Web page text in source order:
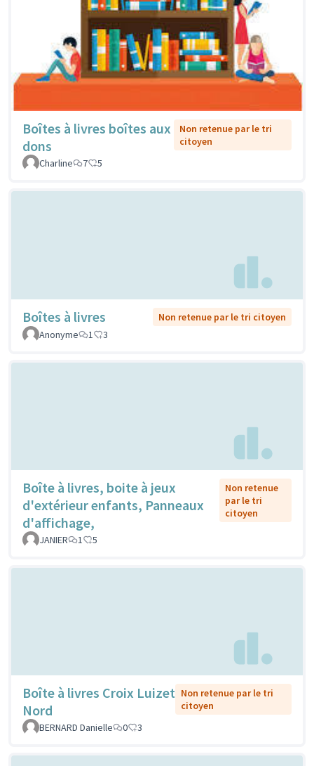
Boîtes à livres boîtes aux
dons
Non retenue par le tri
citoyen
Charline
7 5
Boîtes à livres
Non retenue par le tri citoyen
Anonyme
1 3
Boîte à livres, boite à jeux
d'extérieur enfants, Panneaux
d'affichage,
Non retenue
par le tri
citoyen
JANIER 1 5
Boîte à livres Croix Luizet
Nord
Non retenue par le tri
citoyen
BERNARD Danielle
0 3